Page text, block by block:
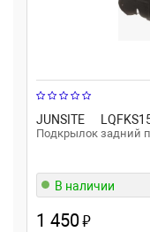
JUNSITE
Подкрылок задний
В наличии
1 450₽